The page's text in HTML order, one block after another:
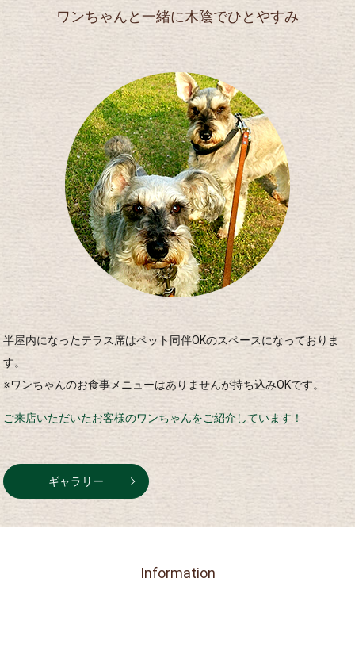
ワンちゃんと一緒に木陰でひとやすみ
半屋内になったテラス席はペット同伴OKのスペースになっておりま
す。
※ワンちゃんのお食事メニューはありませんが持ち込みOKです。
ご来店いただいたお客様のワンちゃんをご紹介しています！
ギャラリー
Information